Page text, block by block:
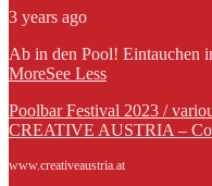
3 years ago
Ab in den Pool! Eintauchen
MoreSee Less
Poolbar Festival 2023 /
CREATIVE AUSTRIA –
www.creativeaustria.at